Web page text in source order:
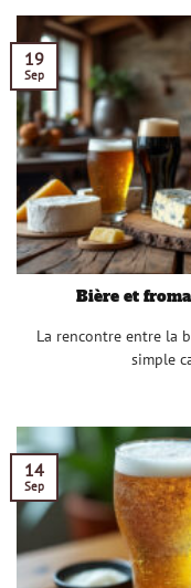
Bière et
La rencontre entre la
simple
19
Sep
14
Sep